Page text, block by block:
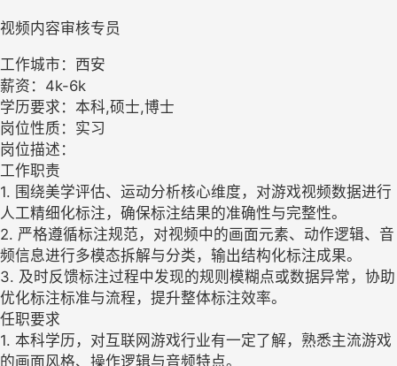
视频内容审核专员
工作城市：西安
薪资：4k-6k
学历要求：本科,硕士,博士
岗位性质：实习
岗位描述：
工作职责
1. 围绕美学评估、运动分析核心维度，对游戏视频数据进行
人工精细化标注，确保标注结果的准确性与完整性。
2. 严格遵循标注规范，对视频中的画面元素、动作逻辑、音
频信息进行多模态拆解与分类，输出结构化标注成果。
3. 及时反馈标注过程中发现的规则模糊点或数据异常，协助
优化标注标准与流程，提升整体标注效率。
任职要求
1. 本科学历，对互联网游戏行业有一定了解，熟悉主流游戏
的画面风格、操作逻辑与音频特点。